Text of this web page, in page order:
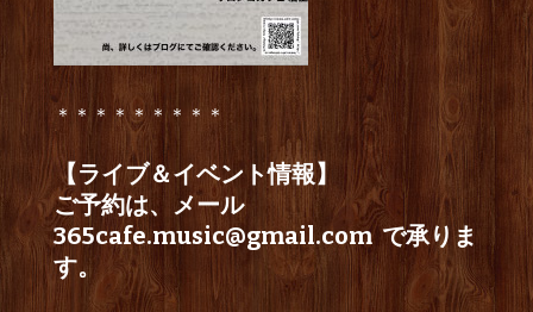
＊＊＊＊＊＊＊＊＊
【ライブ＆イベント情報】
ご予約は、メール
365cafe.music@gmail.comで承りま
す。